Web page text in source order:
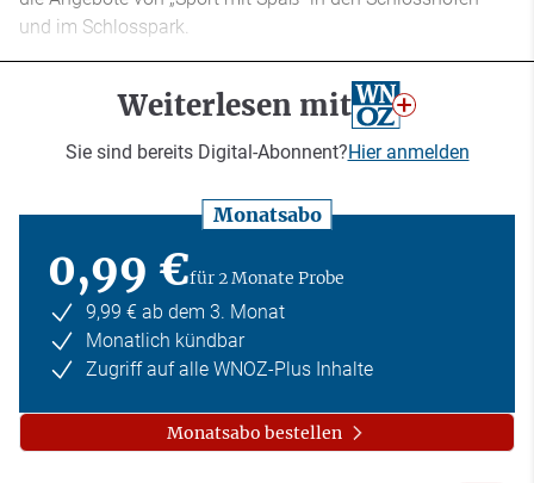
und im Schlosspark.
Weiterlesen mit
Sie sind bereits Digital-Abonnent?Hier anmelden
Monatsabo
0,99 €für 2 Monate Probe
9,99 € ab dem 3. Monat
Monatlich kündbar
Zugriff auf alle WNOZ-Plus Inhalte
Monatsabo bestellen